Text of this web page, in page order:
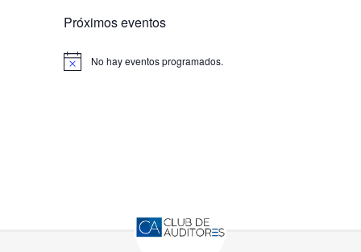
Próximos eventos
Aviso No hay eventos programados.